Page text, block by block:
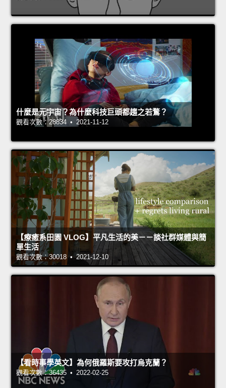
什麼是元宇宙？為什麼科技巨頭都趨之若鶩？
觀看次數：28834 • 2021-11-12
【療癒系田園 VLOG】平凡生活的美－－談社群媒體與簡
單生活
觀看次數：30018 • 2021-12-10
【看時事學英文】為何俄羅斯要攻打烏克蘭？
觀看次數：36435 • 2022-02-25